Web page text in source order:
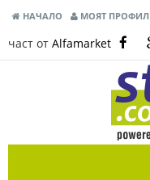
НАЧАЛО МОЯТ ПРОФИЛ
част от Alfamarket